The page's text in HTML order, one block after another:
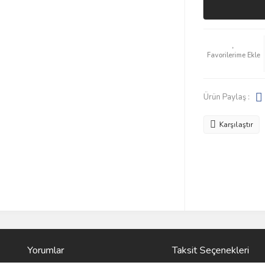
Ürün Paylaş :
Karşılaştır
Yorumlar Taksit Seçenekleri